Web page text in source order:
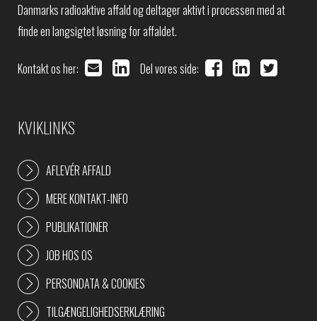
Danmarks radioaktive affald og deltager aktivt i processen med at
finde en langsigtet løsning for affaldet.
Kontakt os her: Del vores side:
KVIKLINKS
AFLEVÉR AFFALD
MERE KONTAKT-INFO
PUBLIKATIONER
JOB HOS OS
PERSONDATA & COOKIES
TILGÆNGELIGHEDSERKLÆRING